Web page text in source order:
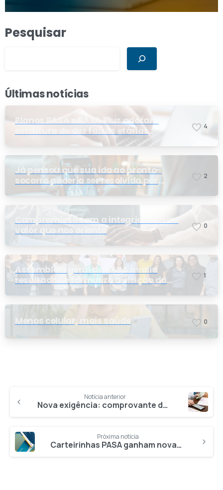
Pesquisar
Últimas notícias
Planos PASA e PASA Plus adotam
estrutura de dez faixas etárias
conforme exigência da ANS e do STF
4
Já pensou que sua ida ao pronto-
socorro poderia ser resolvida por
telemedicina?
2
Compromisso com a integridade: um
valor que nos orienta
0
Assembleia geral do PASA avalia
resultados e formaliza a eleição da
nova conselheira
1
Menos celular, mais saúde 0
Notícia anterior
Nova exigência: comprovante de pagamento deverá ser incluído na solicitação de reembolso
Próxima notícia
Carteirinhas PASA ganham novas cores, mas antigas continuam valendo